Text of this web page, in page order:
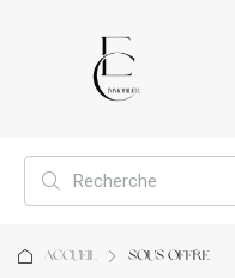
Accueil Sous offre